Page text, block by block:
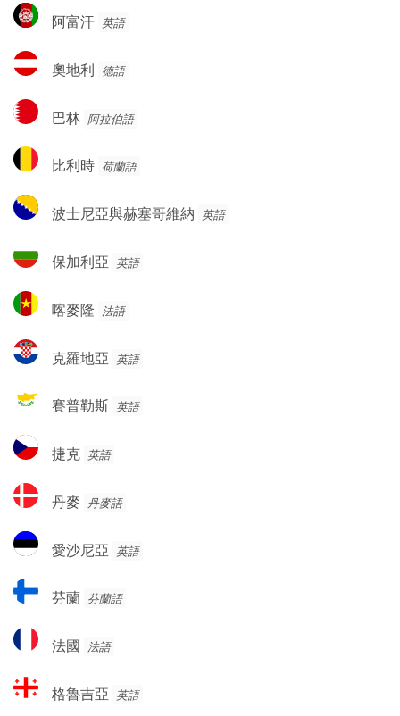
阿
富
阿富汗 英語
奧
地
奧地利 德語
巴
林
巴林 阿拉伯語
比
利
比利時 荷蘭語
波
士
亞
赫
哥
維
波士尼亞與赫塞哥維納 英語
保
加
亞
保加利亞 英語
喀
麥
喀麥隆 法語
克
羅
亞
克羅地亞 英語
賽
普
斯
賽普勒斯 英語
捷
克
捷克 英語
丹
麥
丹麥 丹麥語
愛
沙
亞
愛沙尼亞 英語
芬
蘭
芬蘭 芬蘭語
法
國
法國 法語
格
魯
格魯吉亞 英語